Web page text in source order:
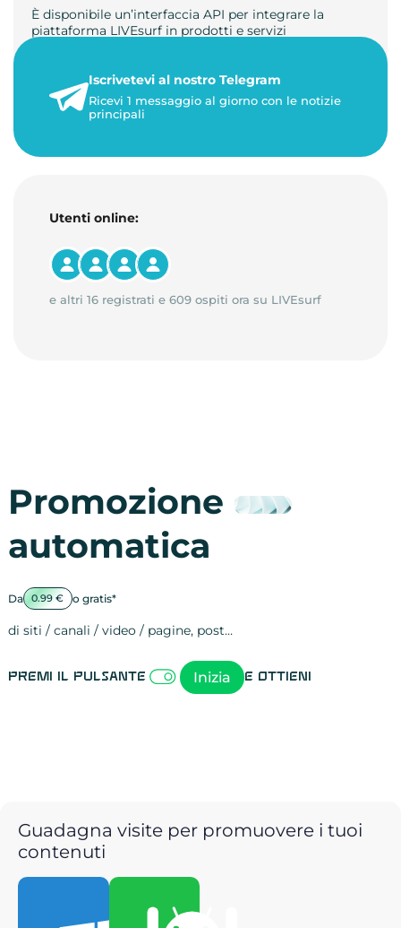
È disponibile un’interfaccia API per integrare la
piattaforma LIVEsurf in prodotti e servizi
23 maggio 2026
1 minuto di lettura
Iscrivetevi al nostro Telegram
Ricevi 1 messaggio al giorno con le notizie
principali
Utenti online:
e altri 16 registrati e 609 ospiti ora su LIVEsurf
Promozione
automatica
Da 0.99 € o gratis*
di siti / canali / video / pagine, post…
Premi il pulsante Inizia e ottieni
Guadagna visite per promuovere i tuoi
contenuti